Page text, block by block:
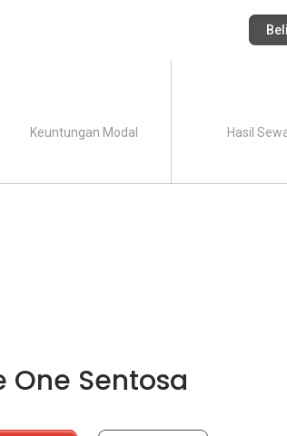
Beli
Keuntungan Modal Hasil
One Sentosa